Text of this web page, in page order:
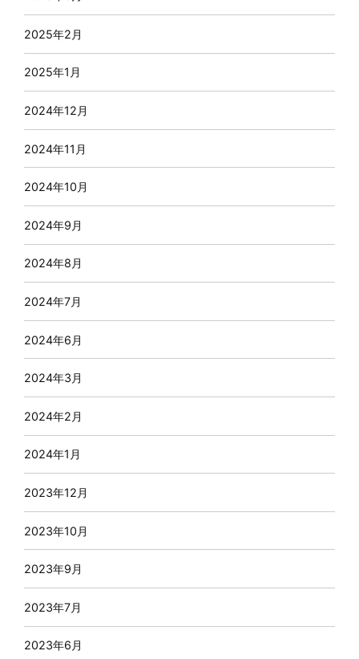
2025年2月
2025年1月
2024年12月
2024年11月
2024年10月
2024年9月
2024年8月
2024年7月
2024年6月
2024年3月
2024年2月
2024年1月
2023年12月
2023年10月
2023年9月
2023年7月
2023年6月